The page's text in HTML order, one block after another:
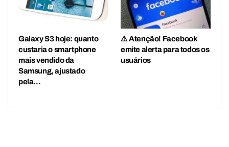
Galaxy S3 hoje: quanto
custaria o smartphone
mais vendido da
Samsung, ajustado
pela…
⚠️ Atenção! Facebook
emite alerta para todos os
usuários